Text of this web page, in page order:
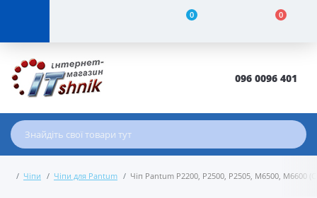
0 0
096 0096 401
Чіпи Чіпи для Pantum Чіп Pantum P2200, P2500, P2505, M6500, M6600